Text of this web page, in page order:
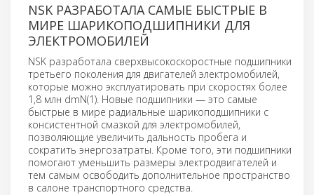
NSK РАЗРАБОТАЛА САМЫЕ БЫСТРЫЕ В
МИРЕ ШАРИКОПОДШИПНИКИ ДЛЯ
ЭЛЕКТРОМОБИЛЕЙ
NSK разработала сверхвысокоскоростные подшипники
третьего поколения для двигателей электромобилей,
которые можно эксплуатировать при скоростях более
1,8 млн dmN(1). Новые подшипники — это самые
быстрые в мире радиальные шарикоподшипники с
консистентной смазкой для электромобилей,
позволяющие увеличить дальность пробега и
сократить энергозатраты. Кроме того, эти подшипники
помогают уменьшить размеры электродвигателей и
тем самым освободить дополнительное пространство
в салоне транспортного средства.